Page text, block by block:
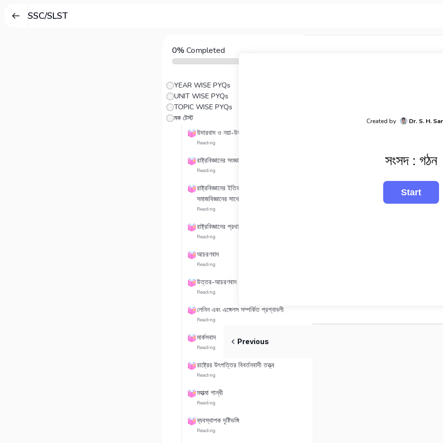
SSC/SLST
0%Completed
YEAR WISE PYQs
UNIT WISE PYQs
TOPIC WISE PYQs
মক টেস্ট
উদারবাদ ও নয়া-উদারবাদ
Reading
রাষ্ট্রবিজ্ঞানের সংজ্ঞা, প্রকৃতি ও পরিসর
Reading
রাষ্ট্রবিজ্ঞানের ইতিহাস, অর্থনীতি, দর্শন ও
সমাজবিজ্ঞানের সাথে সম্পর্ক
Reading
রাষ্ট্রবিজ্ঞানের প্রথাগত দৃষ্টিভঙ্গি
Reading
আচরণবাদ
Reading
উত্তর-আচরণবাদ
Reading
লেনিন এবং এঙ্গেলস সম্পর্কিত প্রশ্নাবলী
Reading
মার্কসবাদ
Reading
রাষ্ট্রের উৎপত্তির বিবর্তনবাদী তত্ত্ব
Reading
মহাত্মা গান্ধী
Reading
ব্যবস্থাপক দৃষ্টিভঙ্গি
Reading
Created by Dr. S. H.
সংসদ : গঠন
Previous